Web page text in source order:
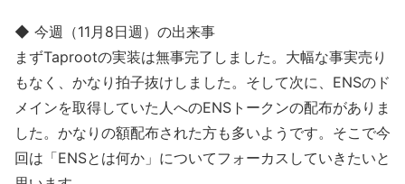
◆ 今週（11月8日週）の出来事
まずTaprootの実装は無事完了しました。大幅な事実売り
もなく、かなり拍子抜けしました。そして次に、ENSのド
メインを取得していた人へのENSトークンの配布がありま
した。かなりの額配布された方も多いようです。そこで今
回は「ENSとは何か」についてフォーカスしていきたいと